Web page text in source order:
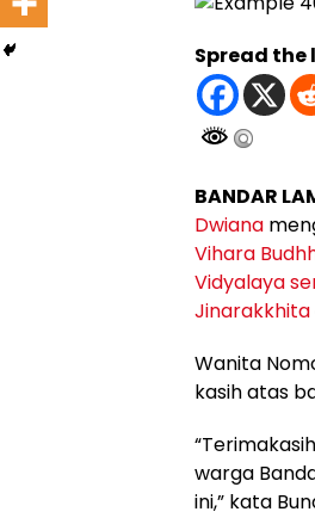
Spread the
BANDAR
Dwiana
Vihara
Vidyalaya
Jinarakkhita
Wanita
kasih atas
warga
ini,” kata